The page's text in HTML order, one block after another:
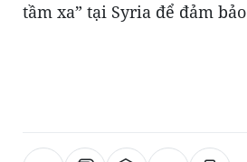
tầm xa” tại Syria để đảm